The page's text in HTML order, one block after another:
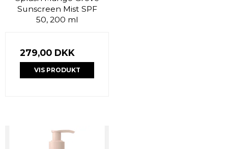
Sunscreen Mist SPF
50, 200 ml
279,00 DKK
VIS PRODUKT